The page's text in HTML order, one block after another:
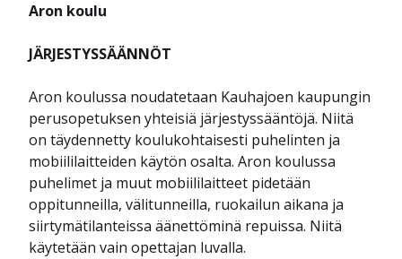
Aron koulu
JÄRJESTYSSÄÄNNÖT
Aron koulussa noudatetaan Kauhajoen kaupungin
perusopetuksen yhteisiä järjestyssääntöjä. Niitä
on täydennetty koulukohtaisesti puhelinten ja
mobiililaitteiden käytön osalta. Aron koulussa
puhelimet ja muut mobiililaitteet pidetään
oppitunneilla, välitunneilla, ruokailun aikana ja
siirtymätilanteissa äänettöminä repuissa. Niitä
käytetään vain opettajan luvalla.